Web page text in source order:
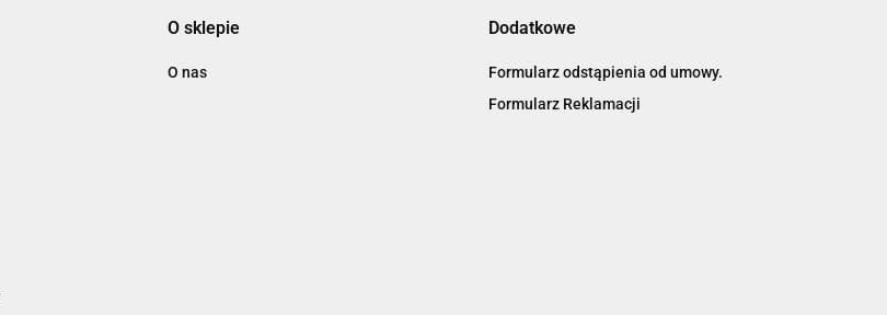
O sklepie
O nas
Dodatkowe
Formularz odstąpienia od umowy.
Formularz Reklamacji